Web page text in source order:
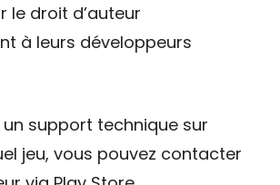
le droit d’auteur
à leurs développeurs
support technique sur
jeu, vous pouvez contacter